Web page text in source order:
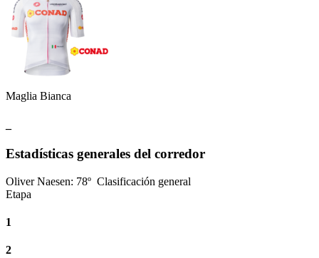
Maglia Bianca
Estadísticas generales del corredor
Oliver Naesen: 78º Clasificación general
Etapa
1
2